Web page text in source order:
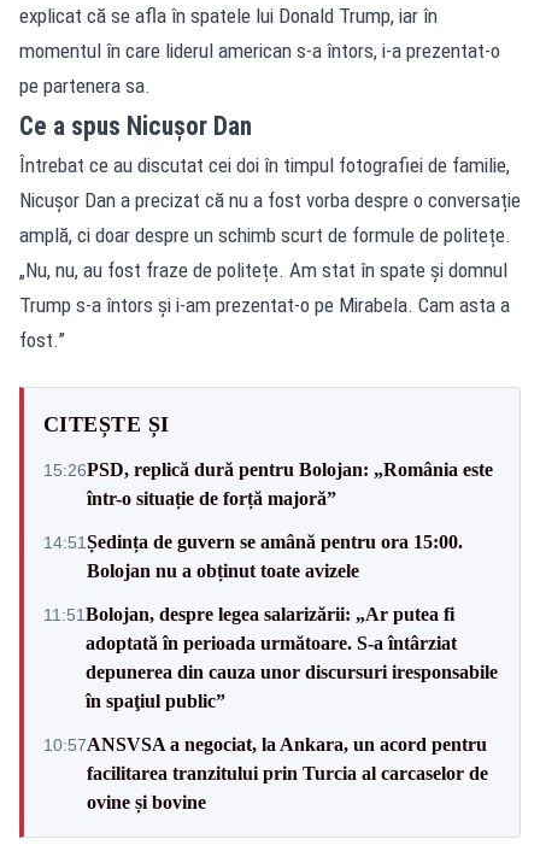
explicat că se afla în spatele lui Donald Trump, iar în
momentul în care liderul american s-a întors, i-a prezentat-o
pe partenera sa.
Ce a spus Nicușor Dan
Întrebat ce au discutat cei doi în timpul fotografiei de familie,
Nicușor Dan a precizat că nu a fost vorba despre o conversație
amplă, ci doar despre un schimb scurt de formule de politețe.
„Nu, nu, au fost fraze de politețe. Am stat în spate și domnul
Trump s-a întors și i-am prezentat-o pe Mirabela. Cam asta a
fost.”
CITEȘTE ȘI
15:26PSD, replică dură pentru Bolojan: „România este
într-o situație de forță majoră”
14:51Ședința de guvern se amână pentru ora 15:00.
Bolojan nu a obținut toate avizele
11:51Bolojan, despre legea salarizării: „Ar putea fi
adoptată în perioada următoare. S-a întârziat
depunerea din cauza unor discursuri iresponsabile
în spaţiul public”
10:57ANSVSA a negociat, la Ankara, un acord pentru
facilitarea tranzitului prin Turcia al carcaselor de
ovine și bovine